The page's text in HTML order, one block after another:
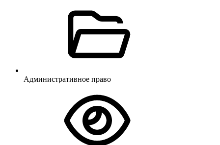
Административное право